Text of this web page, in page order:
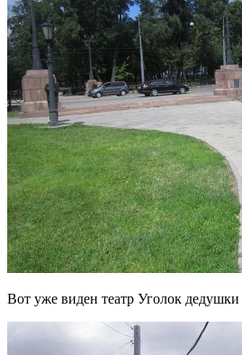
Вот уже виден театр Уголок